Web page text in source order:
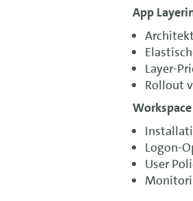
App
Layer-
Rollout
Logon-
User